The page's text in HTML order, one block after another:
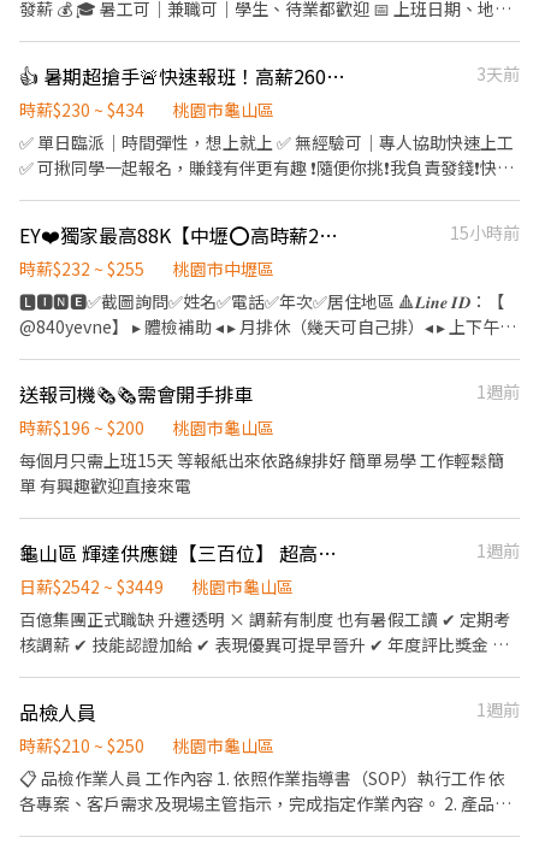
📲 想賺錢就別再猶豫！ 加入官方賴：@xinxu 立即詢問職缺、快速
報班！ 🔥 名額有限，額滿即止！ 先報名、先安排、先上工！ 快把
發薪 💰 🎓 暑工可｜兼職可｜學生、待業都歡迎 📅 上班日期、地
職時段： 彈性工時，輕鬆安排生活與工作~ 早班｜08:00-17:00、
09:00－18:00➡️ NT$230 午班｜13:00－20:00、14:00－23:00➡️
NT$230 晚班｜17:30－22:30➡️ NT$260 夜班｜21:00－06:00、
23:00－08:00、00:00－08:00➡️ NT$260 📍桃園市龜山區頂湖二街
後請截圖職缺文➡️私訊留下 ⌜姓名✚電話⌟ 謝謝❤️ #搞笑專員陪你抬
槓 #免諮詢費
👍 暑期超搶手🚨快速報班！高薪260🔥日領現賺💸多時段任選！
3天前
時薪$230 ~ $434
桃園市龜山區
✅ 單日臨派｜時間彈性，想上就上 ✅ 無經驗可｜專人協助快速上工
✅ 可揪同學一起報名，賺錢有伴更有趣 ❗️隨便你挑❗️我負責發錢❗️快找
17:30－22:30 夜班: 00:00－08:00 夜11班:23:00－08:00 晚9班：
21:00－06:00 ~~~~~~~~~~~~~~~~~~~~~~~~~~~~~~ 💸時薪230💸
專區 早9班：09:00 － 18:00 早8班：08:00 －17:00 午13班：13:00
－20:00 午14班：14:00－23:00 工作內容: 簡單分貨＋包裹整理 工作
地點： 📍地址: 桃園市龜山區頂湖二街
津貼加碼250~600💸 🕒 上班時段 ▪ 早班：08:00 - 17:00｜時薪
$210 ▪ 晚班：18:00 - 03:00｜時薪 $240 地址: 桃1📍桃園市大園區
桃5📍桃園市觀音區寶倉街 桃6📍桃園市大園區航翔路 RC8📍桃園市
楊梅區環東路 桃9📍桃園市大園區建國路 桃17📍桃園市大園區開和
路 ━━━━━━━━━━━━━━━━━━━━━ ❤️𝑳𝒊𝒏𝒆 𝑰𝑫：
【@317tpzqd】明熙-Blue專員 加入後請留下您的姓名+電話+職缺
⭕️免費諮詢 ❌無收取仲介費
EY❤️獨家最高88K【中壢⭕高時薪255⭕等當兵可】班別自選.門市書審.週週領薪
15小時前
時薪$232 ~ $255
桃園市中壢區
🅻🅸🅽🅴✅截圖詢問✅姓名✅電話✅年次✅居住地區 🔺𝑳𝒊𝒏𝒆 𝑰𝑫：【
@840yevne】 ▸ 體檢補助 ◂ ▸ 月排休（幾天可自己排）◂ ▸ 上下午各
或禮品(到職滿三個月享有)◂ 【 職缺介紹 】 ✅ 工作產品 : 知名超商
的食品加工/便當/御飯糰/涼麵/沙拉/三明治 ✅ 工作內容 : 食品製作烹
調、料理、配料加工、包裝、前置(洗食材)、調理(料理食材) ✅ 廠區
地址 : 中壢區自強一路(中壢工業區) ✅ 薪資說明 : ⭕日班 220~232/H
班) ✅ 日班時段 : ★06:00～14:45★06:30～15:15★07:00～
15:45★07:30～16:15★08:00～16:45★08:30～17:15 ✅ 中班時段 :
22:45★14:30-23:15★15:00-23:45★15:30-00:15★16:00-00:45 ✅
夜班時段 :
(每半小時為一個班別)
送報司機🗞🗞需會開手排車
1週前
時薪$196 ~ $200
桃園市龜山區
每個月只需上班15天 等報紙出來依路線排好 簡單易學 工作輕鬆簡
單 有興趣歡迎直接來電
龜山區 輝達供應鏈【三百位】 超高錄取✦滿任$17800✦黃爸爸指定大爆單
1週前
日薪$2542 ~ $3449
桃園市龜山區
百億集團正式職缺 升遷透明 × 調薪有制度 也有暑假工讀 ✔ 定期考
核調薪 ✔ 技能認證加給 ✔ 表現優異可提早晉升 ✔ 年度評比獎金 不
班薪37540起，夜班薪45480起 月休八天:日班約42776起，夜班薪
52890起 月休六天:日班約48012起，夜班薪59580起 加班另計 休假
日加班雙倍計薪 依照實際上班時數計算 計算參考 約2618(天)/夜班
若休假日加班:約3525(天) 內部超商也有職缺 工作時間 若加班另計
品檢人員
1週前
時薪$210 ~ $250
桃園市龜山區
📋 品檢作業人員 工作內容 1. 依照作業指導書（SOP）執行工作 依
各專案、客戶需求及現場主管指示，完成指定作業內容。 2. 產品檢